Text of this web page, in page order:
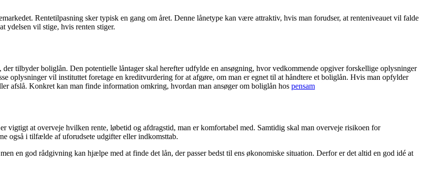
Rentetilpasning sker typisk en gang om året. Denne lånetype kan være attraktiv, hvis man forudser, at renteniveauet vil falde
ydelsen vil stige, hvis renten stiger.
tilbyder boliglån. Den potentielle låntager skal herefter udfylde en ansøgning, hvor vedkommende opgiver forskellige oplysninger
oplysninger vil instituttet foretage en kreditvurdering for at afgøre, om man er egnet til at håndtere et boliglån. Hvis man opfylder
afslå. Konkret kan man finde information omkring, hvordan man ansøger om boliglån hos pensam
vigtigt at overveje hvilken rente, løbetid og afdragstid, man er komfortabel med. Samtidig skal man overveje risikoen for
også i tilfælde af uforudsete udgifter eller indkomsttab.
en god rådgivning kan hjælpe med at finde det lån, der passer bedst til ens økonomiske situation. Derfor er det altid en god idé at